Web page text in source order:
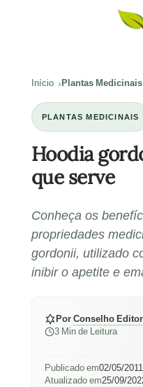
Início Plantas Medicinais
PLANTAS MEDICINAIS
Hoodia
que serve
Conheça os
propriedades
gordonii, utilizado
inibir o apetite e
PorConselho
3 Min de Leitura
Publicado em02/05/2011
Atualizado em25/09/